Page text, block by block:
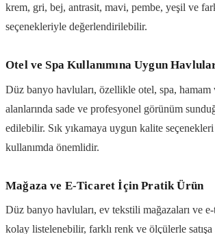
krem, gri, bej, antrasit, mavi, pembe, yeşil ve
seçenekleriyle değerlendirilebilir.
Otel ve Spa Kullanımına Uygun
Düz banyo havluları, özellikle otel, spa, hamam
alanlarında sade ve profesyonel görünüm
edilebilir. Sık yıkamaya uygun kalite
kullanımda önemlidir.
Mağaza ve E-Ticaret İçin Pratik Ürün
Düz banyo havluları, ev tekstili mağazaları ve e-
kolay listelenebilir, farklı renk ve ölçülerle